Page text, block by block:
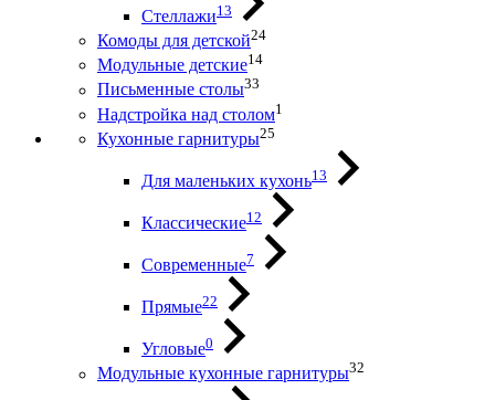
Стеллажи13
Комоды для детской24
Модульные детские14
Письменные столы33
Надстройка над столом1
Кухонные гарнитуры25
Для маленьких кухонь13
Классические12
Современные7
Прямые22
Угловые0
Модульные кухонные гарнитуры32